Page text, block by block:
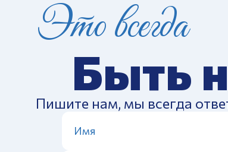
Это всегда
Быть
Пишите нам, мы всегда